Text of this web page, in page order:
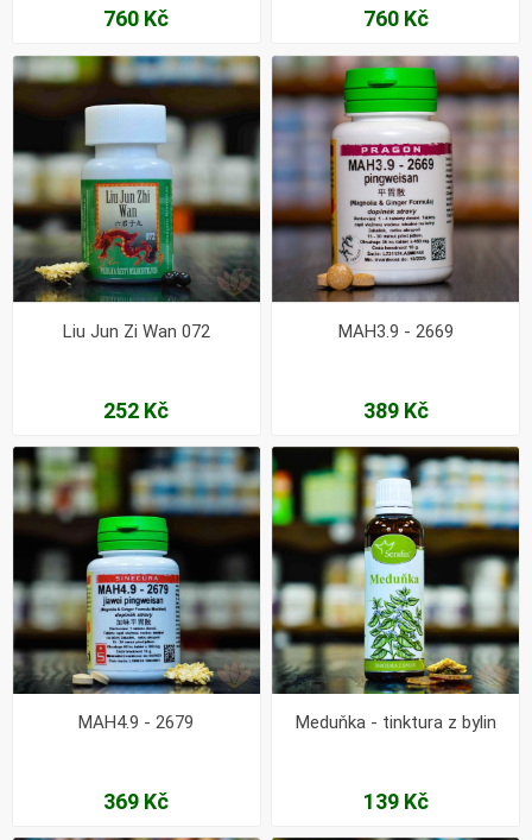
760 Kč 760 Kč
Liu Jun Zi Wan 072
252 Kč
MAH3.9 - 2669
389 Kč
MAH4.9 - 2679
369 Kč
Meduňka - tinktura z bylin
139 Kč